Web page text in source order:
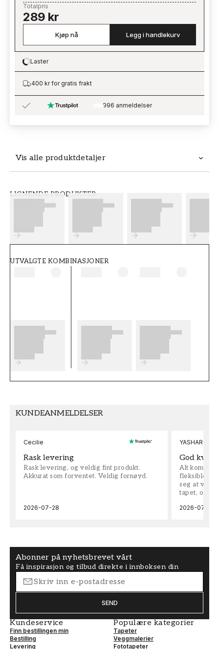
Vis alle produktdetaljer
FT38-000-W0000 Wallpassion
LIGNENDE PRODUKTER
UTVALGTE KOMBINASJONER
Totalpris
289 kr
Kjøp nå Legg i handlekurv
Loading…
Laster
400 kr for gratis frakt
996 anmeldelser
KUNDEANMELDELSER
Cecilie
Rask levering
Rask levering, og veldig fint produkt.
Akkurat som forventet. Veldig fornøyd.
2026-07-28
YASHAR
God
Alt kom
fleksible på
seg at vi
tapet, og
2026-07-04
Abonner på nyhetsbrevet vårt
Få inspirasjon og tilbud direkte i innboksen din
SEND
Kundeservice
Finn bestillingen min
Bestilling
Levering
Populære kategorier
Tapeter
Veggmalerier
Fototapeter